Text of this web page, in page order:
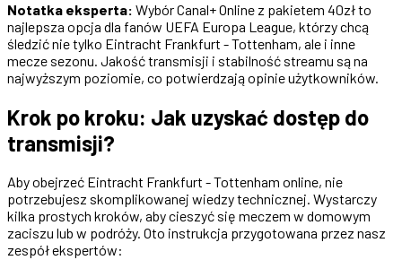
Notatka eksperta: Wybór Canal+ Online z pakietem 40zł to
najlepsza opcja dla fanów UEFA Europa League, którzy chcą
śledzić nie tylko Eintracht Frankfurt - Tottenham, ale i inne
mecze sezonu. Jakość transmisji i stabilność streamu są na
najwyższym poziomie, co potwierdzają opinie użytkowników.
Krok po kroku: Jak uzyskać dostęp do
transmisji?
Aby obejrzeć Eintracht Frankfurt - Tottenham online, nie
potrzebujesz skomplikowanej wiedzy technicznej. Wystarczy
kilka prostych kroków, aby cieszyć się meczem w domowym
zaciszu lub w podróży. Oto instrukcja przygotowana przez nasz
zespół ekspertów: